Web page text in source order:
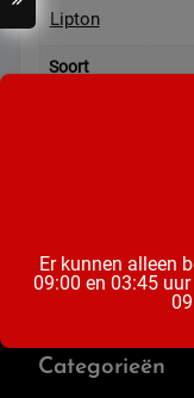
Lipton
Soort
Categorieën
Er kunnen alleen
09:00 en 03:45